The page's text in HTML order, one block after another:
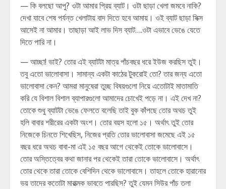
— কি বলছো আপু? ওটা আমার প্রিয় ব্যাট। ওটা ছাড়া খেলা জমবে নাকি?
দেখা যাবে শেষ পর্যন্ত খেলাটায় বাদ দিতে হবে আমায়। ওই ব্যাট ছাড়া সিক্স
আসেই না আমার। তাছাড়া আই লাভ দিস ব্যাট….ওটা এভাবে ভেঙে যেতে
দিতে পারি না।
— আচ্ছা! ভাই? তোর এই ব্যাটটা মাত্র পাঁচবছর ধরে ইউজ করছিস তুই।
তবু এতো ভালোবাসা। সামান্য একটা কাঠের টুকরোই তো? তার জন্য এতো
ভালোবাসা কেন? আমরা মানুষেরা তুচ্ছ বিষয়গুলো নিয়ে এতোটাই মাতামাতি
করি যে বিশাল বিশাল ব্যাপারগুলো আমাদের চোখেই পড়ে না। এই দেখ না?
তোকে শুধু ব্যাটটা ভেঙে ফেলতে বলেছি তাই বুক কাঁপছে তোর অথচ তুই
হলি বাবার শরীরের একটা অংশ। তোর বয়স হলো ১৫। অর্থাৎ তুই তোর
নিজেকে চিনতে শিখেছিস, নিজের প্রতি তোর ভালোবাসা জমেছে এই ১৫
বছর ধরে অথচ বাবা-মা এই ১৫ বছর আগে থেকেই তোকে ভালোবাসে।
তোর অস্তিত্বের কথা জানার পর থেকেই তারা তোকে ভালোবাসে। অর্থাৎ
তোর থেকে তারা তোকে বেশিদিন থেকে ভালোবাসে। তাহলে তোকে হারানোর
ভয় তাদের কতোটা মারাত্মক ভাবতে পারছিস? তুই যেমন সিউর পাঁচ তলা